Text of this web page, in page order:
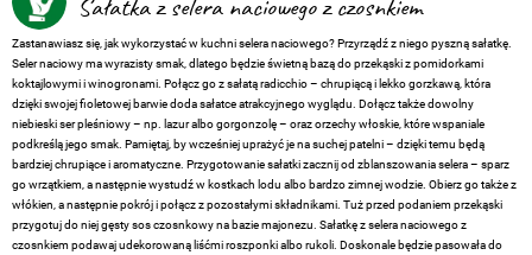
Sałatka z selera naciowego z czosnkiem
Zastanawiasz się, jak wykorzystać w kuchni selera naciowego? Przyrządź z niego pyszną sałatkę.
Seler naciowy ma wyrazisty smak, dlatego będzie świetną bazą do przekąski z pomidorkami
koktajlowymi i winogronami. Połącz go z sałatą radicchio – chrupiącą i lekko gorzkawą, która
dzięki swojej fioletowej barwie doda sałatce atrakcyjnego wyglądu. Dołącz także dowolny
niebieski ser pleśniowy – np. lazur albo gorgonzolę – oraz orzechy włoskie, które wspaniale
podkreślą jego smak. Pamiętaj, by wcześniej uprażyć je na suchej patelni – dzięki temu będą
bardziej chrupiące i aromatyczne. Przygotowanie sałatki zacznij od zblanszowania selera – sparz
go wrzątkiem, a następnie wystudź w kostkach lodu albo bardzo zimnej wodzie. Obierz go także z
włókien, a następnie pokrój i połącz z pozostałymi składnikami. Tuż przed podaniem przekąski
przygotuj do niej gęsty sos czosnkowy na bazie majonezu. Sałatkę z selera naciowego z
czosnkiem podawaj udekorowaną liśćmi roszponki albo rukoli. Doskonale będzie pasowała do